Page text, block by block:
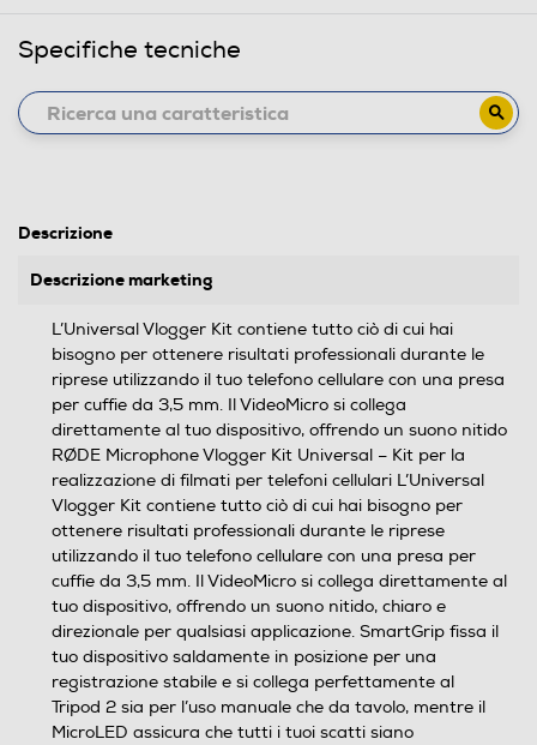
Specifiche tecniche
Descrizione
Descrizione marketing
L’Universal Vlogger Kit contiene tutto ciò di cui hai
bisogno per ottenere risultati professionali durante le
riprese utilizzando il tuo telefono cellulare con una presa
per cuffie da 3,5 mm. Il VideoMicro si collega
direttamente al tuo dispositivo, offrendo un suono nitido
RØDE Microphone Vlogger Kit Universal – Kit per la
realizzazione di filmati per telefoni cellulari L’Universal
Vlogger Kit contiene tutto ciò di cui hai bisogno per
ottenere risultati professionali durante le riprese
utilizzando il tuo telefono cellulare con una presa per
cuffie da 3,5 mm. Il VideoMicro si collega direttamente al
tuo dispositivo, offrendo un suono nitido, chiaro e
direzionale per qualsiasi applicazione. SmartGrip fissa il
tuo dispositivo saldamente in posizione per una
registrazione stabile e si collega perfettamente al
Tripod 2 sia per l’uso manuale che da tavolo, mentre il
MicroLED assicura che tutti i tuoi scatti siano